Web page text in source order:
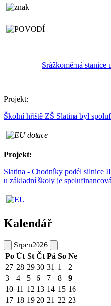
Srážkoměrná
Projekt:
Školní hřiště ZŠ Slatina byl
Projekt:
Slatina - Chodníky podél silnice
u základní školy je
Kalendář
Srpen2026
Po Út St Čt Pá So Ne
27 28 29 30 31 1
2
3
4 5 6 7 8
9
10 11 12 13 14 15 16
17 18 19 20 21 22 23